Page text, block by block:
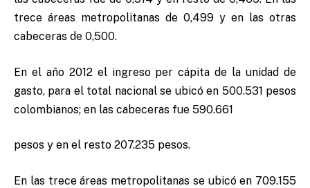
trece áreas metropolitanas de 0,499 y en las otras
cabeceras de 0,500.
En el año 2012 el ingreso per cápita de la unidad de
gasto, para el total nacional se ubicó en 500.531 pesos
colombianos; en las cabeceras fue 590.661
pesos y en el resto 207.235 pesos.
En las trece áreas metropolitanas se ubicó en 709.155